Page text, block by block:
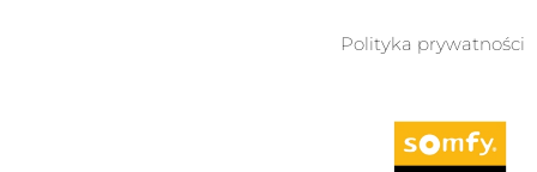
Polityka prywatności